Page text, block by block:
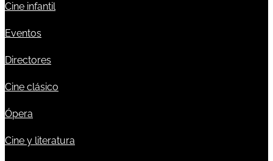
Cine infantil
Eventos
Directores
Cine clásico
Ópera
Cine y literatura